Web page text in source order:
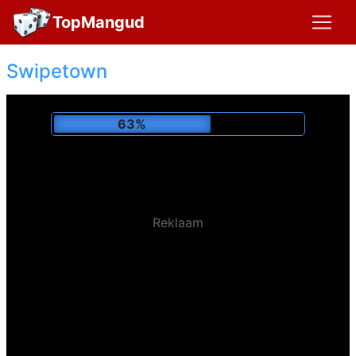
TopMangud
Swipetown
67%
Reklaam